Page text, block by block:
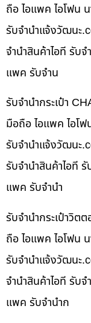
ถือ ไอแพค ไอโฟน
รับจํานําแจ้งวัฒนะ
จำนำสินค้าไอที รับ
แพค รับจำน
รับจำนำกระเป๋า
มือถือ ไอแพค ไอโ
รับจํานําแจ้งวัฒนะ
รับจำนำสินค้าไอที
แพค รับจำนำ
รับจำนำกระเป๋าวิต
ถือ ไอแพค ไอโฟน
รับจํานําแจ้งวัฒนะ
จำนำสินค้าไอที รับ
แพค รับจำนำก